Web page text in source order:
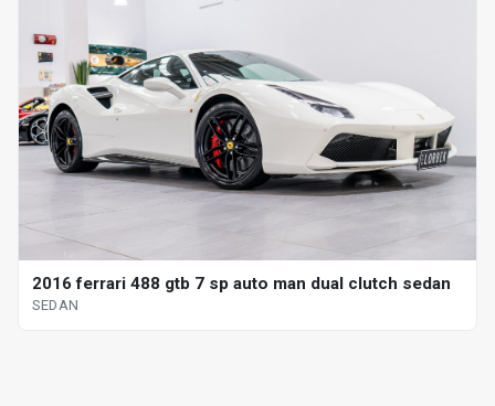
2016 ferrari 488 gtb 7 sp auto man dual clutch sedan
SEDAN